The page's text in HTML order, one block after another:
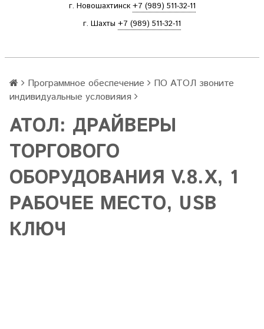
г. Новошахтинск +7 (989) 511-32-11
г. Шахты +7 (989) 511-32-11
Программное обеспечение
ПО АТОЛ звоните
индивидуальные условияия
АТОЛ: ДРАЙВЕРЫ
ТОРГОВОГО
ОБОРУДОВАНИЯ V.8.X, 1
РАБОЧЕЕ МЕСТО, USB
КЛЮЧ